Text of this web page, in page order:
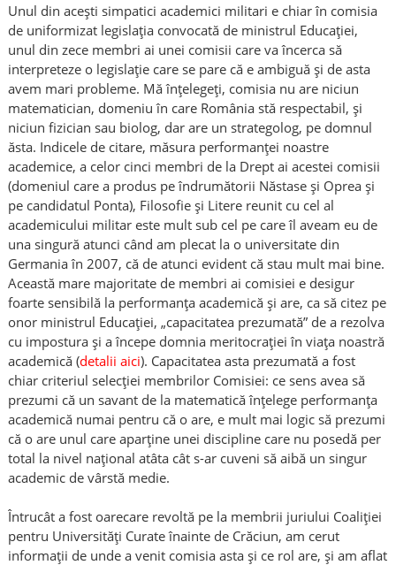
Unul din acești simpatici academici militari e chiar în comisia
de uniformizat legislația convocată de ministrul Educației,
unul din zece membri ai unei comisii care va încerca să
interpreteze o legislație care se pare că e ambiguă și de asta
avem mari probleme. Mă înțelegeți, comisia nu are niciun
matematician, domeniu în care România stă respectabil, și
niciun fizician sau biolog, dar are un strategolog, pe domnul
ăsta. Indicele de citare, măsura performanței noastre
academice, a celor cinci membri de la Drept ai acestei comisii
(domeniul care a produs pe îndrumătorii Năstase și Oprea și
pe candidatul Ponta), Filosofie și Litere reunit cu cel al
academicului militar este mult sub cel pe care îl aveam eu de
una singură atunci când am plecat la o universitate din
Germania în 2007, că de atunci evident că stau mult mai bine.
Această mare majoritate de membri ai comisiei e desigur
foarte sensibilă la performanța academică și are, ca să citez pe
onor ministrul Educației, „capacitatea prezumată” de a rezolva
cu impostura și a începe domnia meritocrației în viața noastră
academică (detalii aici). Capacitatea asta prezumată a fost
chiar criteriul selecției membrilor Comisiei: ce sens avea să
prezumi că un savant de la matematică înțelege performanța
academică numai pentru că o are, e mult mai logic să prezumi
că o are unul care aparține unei discipline care nu posedă per
total la nivel național atâta cât s-ar cuveni să aibă un singur
academic de vârstă medie.
Întrucât a fost oarecare revoltă pe la membrii juriului Coaliției
pentru Universități Curate înainte de Crăciun, am cerut
informații de unde a venit comisia asta și ce rol are, și am aflat